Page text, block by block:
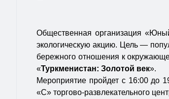
Общественная организация
экологическую акцию. Цель —
бережного отношения к
«Туркменистан: Золотой век».
Мероприятие пройдет с 16:00 до
«C» торгово-развлекательного